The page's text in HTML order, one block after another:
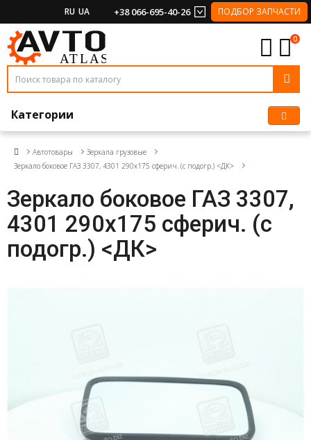
RU UA +38 066-695-40-26 ПОДБОР ЗАПЧАСТИ
0
Категории
Автотовары
Зеркала грузовые
Зеркало боковое ГАЗ 3307, 4301 290х175 сферич. (с подогр.) <ДК>
Зеркало боковое ГАЗ 3307,
4301 290х175 сферич. (с
подогр.) <ДК>